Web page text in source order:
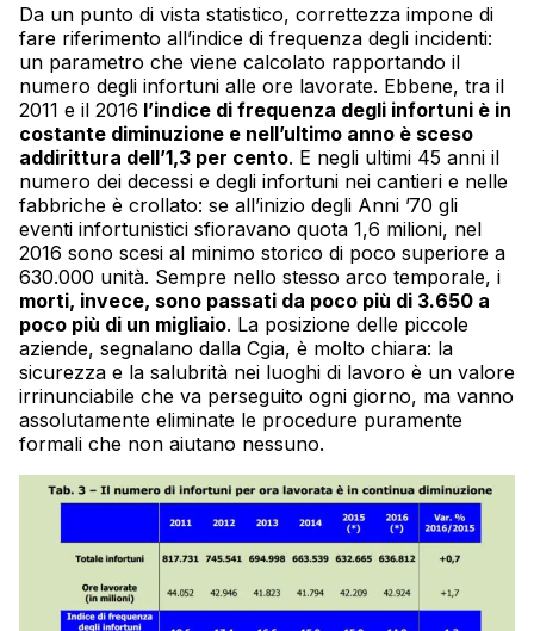
Da un punto di vista statistico, correttezza impone di
fare riferimento all’indice di frequenza degli incidenti:
un parametro che viene calcolato rapportando il
numero degli infortuni alle ore lavorate. Ebbene, tra il
2011 e il 2016 l’indice di frequenza degli infortuni è in
costante diminuzione e nell’ultimo anno è sceso
addirittura dell’1,3 per cento. E negli ultimi 45 anni il
numero dei decessi e degli infortuni nei cantieri e nelle
fabbriche è crollato: se all’inizio degli Anni ’70 gli
eventi infortunistici sfioravano quota 1,6 milioni, nel
2016 sono scesi al minimo storico di poco superiore a
630.000 unità. Sempre nello stesso arco temporale, i
morti, invece, sono passati da poco più di 3.650 a
poco più di un migliaio. La posizione delle piccole
aziende, segnalano dalla Cgia, è molto chiara: la
sicurezza e la salubrità nei luoghi di lavoro è un valore
irrinunciabile che va perseguito ogni giorno, ma vanno
assolutamente eliminate le procedure puramente
formali che non aiutano nessuno.